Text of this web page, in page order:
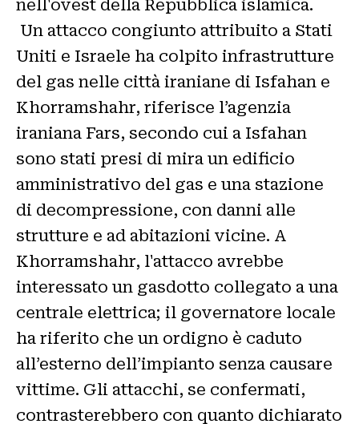
nell'ovest della Repubblica islamica.
Un attacco congiunto attribuito a Stati
Uniti e Israele ha colpito infrastrutture
del gas nelle città iraniane di Isfahan e
Khorramshahr, riferisce l’agenzia
iraniana Fars, secondo cui a Isfahan
sono stati presi di mira un edificio
amministrativo del gas e una stazione
di decompressione, con danni alle
strutture e ad abitazioni vicine. A
Khorramshahr, l'attacco avrebbe
interessato un gasdotto collegato a una
centrale elettrica; il governatore locale
ha riferito che un ordigno è caduto
all’esterno dell’impianto senza causare
vittime. Gli attacchi, se confermati,
contrasterebbero con quanto dichiarato